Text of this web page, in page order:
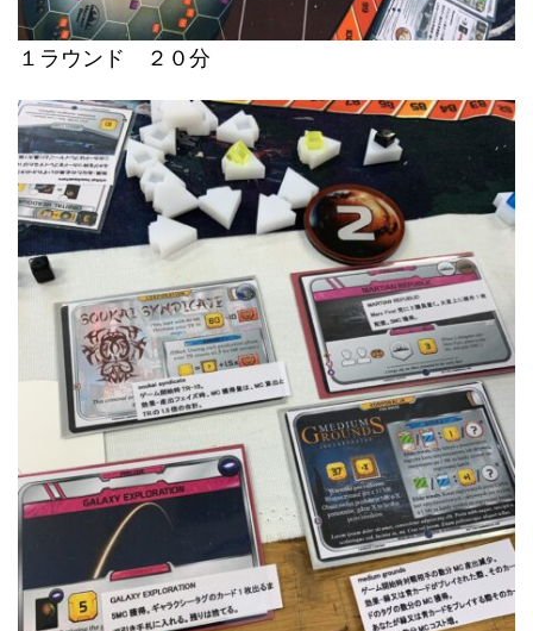
１ラウンド ２０分